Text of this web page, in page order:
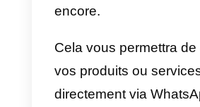
plus
concurrence, ce
apportera plus de
messages.